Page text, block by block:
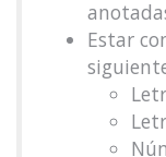
Estar